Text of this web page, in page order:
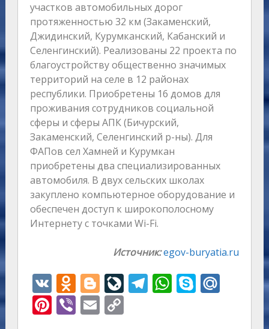
участков автомобильных дорог
протяженностью 32 км (Закаменский,
Джидинский, Курумканский, Кабанский и
Селенгинский). Реализованы 22 проекта по
благоустройству общественно значимых
территорий на селе в 12 районах
республики. Приобретены 16 домов для
проживания сотрудников социальной
сферы и сферы АПК (Бичурский,
Закаменский, Селенгинский р-ны). Для
ФАПов сел Хамней и Курумкан
приобретены два специализированных
автомобиля. В двух сельских школах
закуплено компьютерное оборудование и
обеспечен доступ к широкополосному
Интернету с точками Wi-Fi.
Источник:egov-buryatia.ru
V
K
O
d
n
Bl
o
g
Li
v
eJ
T W S M
Pi Vi E C